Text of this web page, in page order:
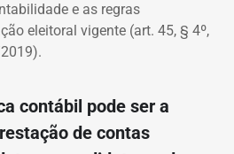
e as regras
eleitoral vigente (art. 45, § 4º,
contábil pode ser a
de contas